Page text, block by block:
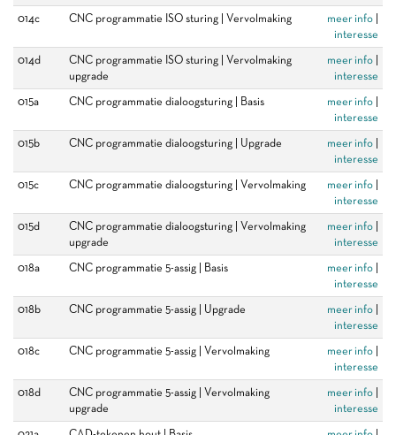
014c
CNC programmatie ISO sturing | Vervolmaking meer info
interesse
014d
CNC programmatie ISO sturing | Vervolmaking
upgrade
meer info
interesse
015a
CNC programmatie dialoogsturing | Basis meer info
interesse
015b
CNC programmatie dialoogsturing | Upgrade meer info
interesse
015c
CNC programmatie dialoogsturing | Vervolmaking meer info
interesse
015d
CNC programmatie dialoogsturing | Vervolmaking
upgrade
meer info
interesse
018a
CNC programmatie 5-assig | Basis meer info
interesse
018b
CNC programmatie 5-assig | Upgrade meer info
interesse
018c
CNC programmatie 5-assig | Vervolmaking meer info
interesse
018d
CNC programmatie 5-assig | Vervolmaking
upgrade
meer info
interesse